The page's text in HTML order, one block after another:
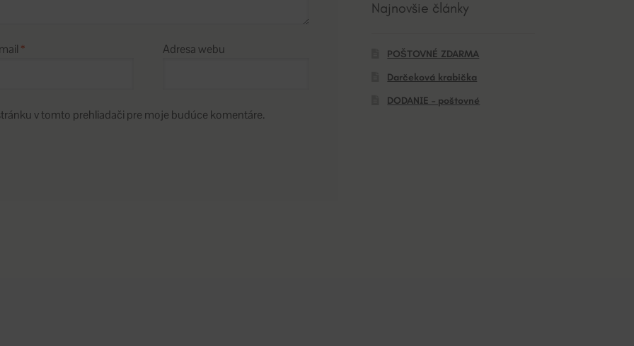
* Adresa webu
v tomto prehliadači pre moje budúce komentáre.
Najnovšie články
POŠTOVNÉ ZDARMA
Darčeková krabička
DODANIE – poštovné